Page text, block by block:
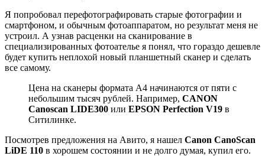
Я попробовал перефотографировать старые фотографии и
смартфоном, и обычным фотоаппаратом, но результат меня не
устроил. А узнав расценки на сканирование в
специализированных фотоателье я понял, что гораздо дешевле
будет купить неплохой новый планшетный сканер и сделать
все самому.
Цена на сканеры формата А4 начинаются от пяти с
небольшим тысяч рублей. Например, CANON
Canoscan LIDE300 или EPSON Perfection V19 в
Ситилинке.
Посмотрев предложения на Авито, я нашел Canon CanoScan
LiDE 110 в хорошем состоянии и не долго думая, купил его.